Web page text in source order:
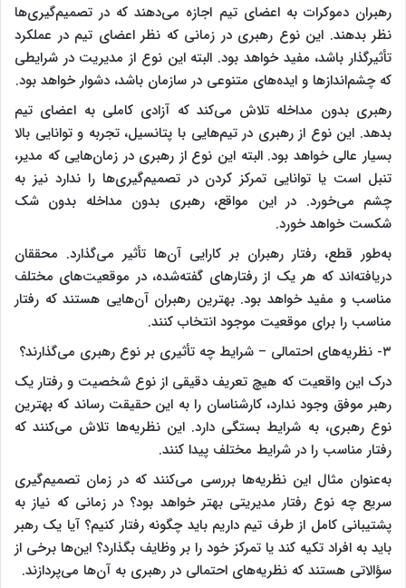
رهبران دموکرات به اعضای تیم اجازه می‌دهند که در تصمیم‌گیری‌ها
نظر بدهند. این نوع رهبری در زمانی که نظر اعضای تیم در عملکرد
تأثیرگذار باشد، مفید خواهد بود. البته این نوع از مدیریت در شرایطی
که چشم‌اندازها و ایده‌های متنوعی در سازمان باشد، دشوار خواهد بود.
رهبری بدون مداخله تلاش می‌کند که آزادی کاملی به اعضای تیم
بدهد. این نوع از رهبری در تیم‌هایی با پتانسیل، تجربه و توانایی بالا
بسیار عالی خواهد بود. البته این نوع از رهبری در زمان‌هایی که مدیر،
تنبل است یا توانایی تمرکز کردن در تصمیم‌گیری‌ها را ندارد نیز به
چشم می‌خورد. در این مواقع، رهبری بدون مداخله بدون شک
شکست خواهد خورد.
به‌طور قطع، رفتار رهبران بر کارایی آن‌ها تأثیر می‌گذارد. محققان
دریافته‌اند که هر یک از رفتارهای گفته‌شده، در موقعیت‌های مختلف
مناسب و مفید خواهد بود. بهترین رهبران آن‌هایی هستند که رفتار
مناسب را برای موقعیت موجود انتخاب کنند.
۳- نظریه‌های احتمالی – شرایط چه تأثیری بر نوع رهبری می‌گذارند؟
درک این واقعیت که هیچ تعریف دقیقی از نوع شخصیت و رفتار یک
رهبر موفق وجود ندارد، کارشناسان را به این حقیقت رساند که بهترین
نوع رهبری، به شرایط بستگی دارد. این نظریه‌ها تلاش می‌کنند که
رفتار مناسب را در شرایط مختلف پیدا کنند.
به‌عنوان مثال این نظریه‌ها بررسی می‌کنند که در زمان تصمیم‌گیری
سریع چه نوع رفتار مدیریتی بهتر خواهد بود؟ در زمانی که نیاز به
پشتیبانی کامل از طرف تیم داریم باید چگونه رفتار کنیم؟ آیا یک رهبر
باید به افراد تکیه کند یا تمرکز خود را بر وظایف بگذارد؟ این‌ها برخی از
سؤالاتی هستند که نظریه‌های احتمالی در رهبری به آن‌ها می‌پردازند.